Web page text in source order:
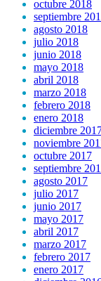
octubre 2018
septiembre
agosto 2018
julio 2018
junio 2018
mayo 2018
abril 2018
marzo 2018
febrero 2018
enero 2018
diciembre
noviembre
octubre 2017
septiembre
agosto 2017
julio 2017
junio 2017
mayo 2017
abril 2017
marzo 2017
febrero 2017
enero 2017